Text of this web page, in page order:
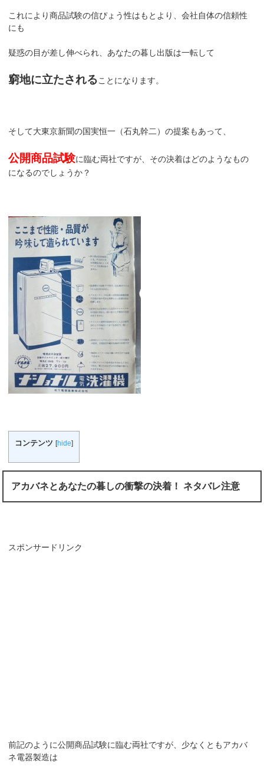
これにより商品試験の信ぴょう性はもとより、会社自体の信頼性
にも
疑惑の目が差し伸べられ、あなたの暮し出版は一転して
窮地に立たされることになります。
そして大東京新聞の国実恒一（石丸幹二）の提案もあって、
公開商品試験に臨む両社ですが、その決着はどのようなもの
になるのでしょうか？
コンテンツ [hide]
アカバネとあなたの暮しの衝撃の決着！ ネタバレ注意
スポンサードリンク
前記のように公開商品試験に臨む両社ですが、少なくともアカバ
ネ電器製造は